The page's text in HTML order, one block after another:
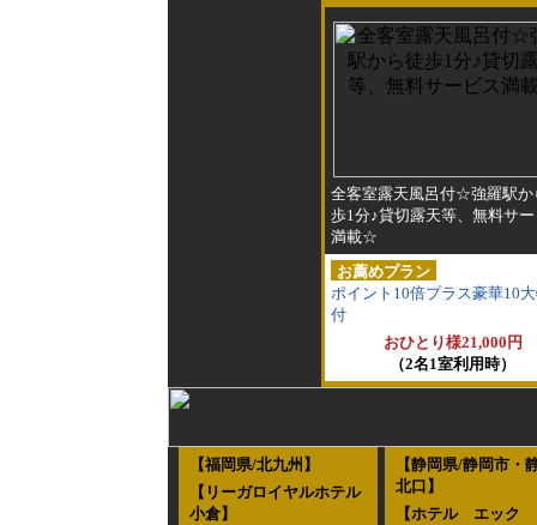
全客室露天風呂付☆強羅駅か
歩1分♪貸切露天等、無料サ
満載☆
お薦めプラン
ポイント10倍プラス豪華10
付
おひとり様21,000円
（2名1室利用時）
【福岡県/北九州】
【リーガロイヤルホテル
小倉】
【静岡県/静岡市・
北口】
【ホテル エック